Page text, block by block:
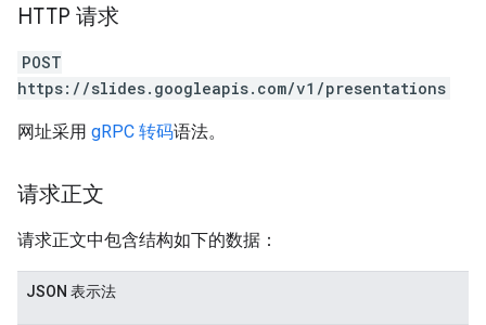
HTTP 请求
POST
https://slides.googleapis.com/v1/presentations
网址采用 gRPC 转码语法。
请求正文
请求正文中包含结构如下的数据：
JSON 表示法